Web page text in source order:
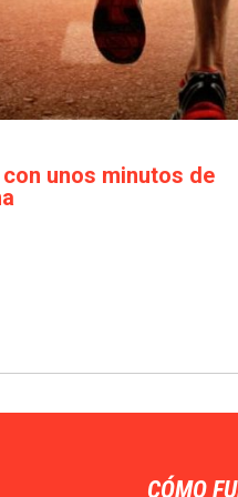
unos minutos de
CÓMO